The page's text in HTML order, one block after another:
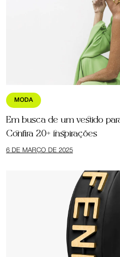
MODA
Em busca de um vestido
Confira 20+ inspirações
6 DE MARÇO DE 2025